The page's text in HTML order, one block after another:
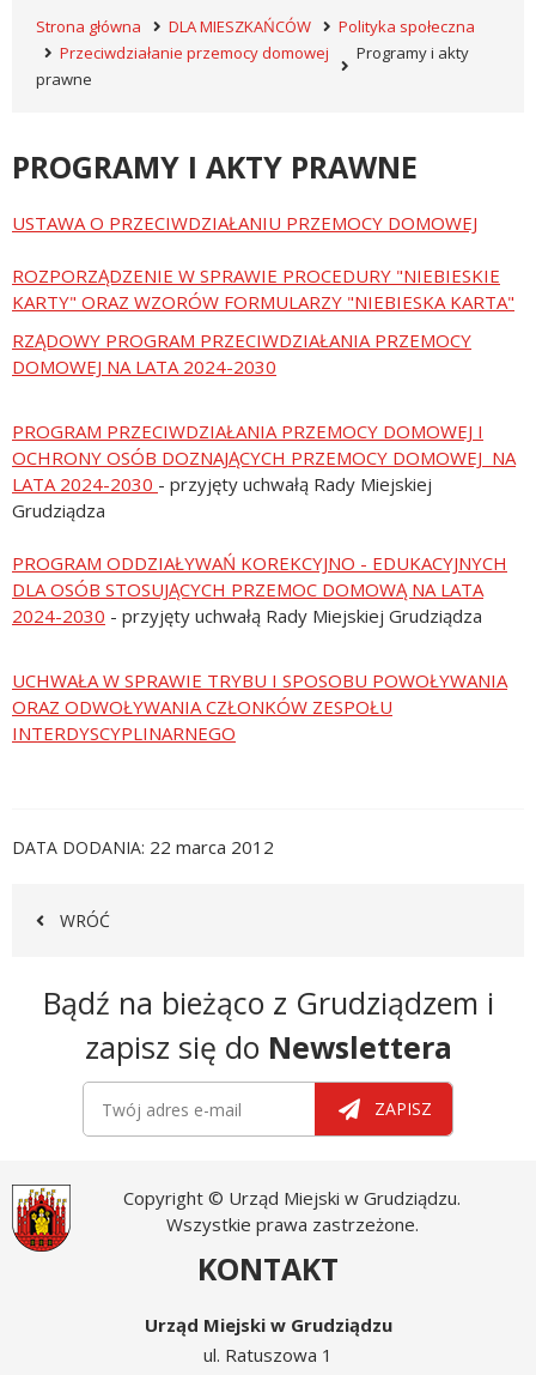
Strona główna DLA MIESZKAŃCÓW
Polityka społeczna
Przeciwdziałanie przemocy domowej
Programy i akty
prawne
PROGRAMY I AKTY PRAWNE
USTAWA O PRZECIWDZIAŁANIU PRZEMOCY DOMOWEJ
ROZPORZĄDZENIE W SPRAWIE PROCEDURY "NIEBIESKIE
KARTY" ORAZ WZORÓW FORMULARZY "NIEBIESKA KARTA"
RZĄDOWY PROGRAM PRZECIWDZIAŁANIA PRZEMOCY
DOMOWEJ NA LATA 2024-2030
PROGRAM PRZECIWDZIAŁANIA PRZEMOCY DOMOWEJ I
OCHRONY OSÓB DOZNAJĄCYCH PRZEMOCY DOMOWEJ NA
LATA 2024-2030 - przyjęty uchwałą Rady Miejskiej
Grudziądza
PROGRAM ODDZIAŁYWAŃ KOREKCYJNO - EDUKACYJNYCH
DLA OSÓB STOSUJĄCYCH PRZEMOC DOMOWĄ NA LATA
2024-2030 - przyjęty uchwałą Rady Miejskiej Grudziądza
UCHWAŁA W SPRAWIE TRYBU I SPOSOBU POWOŁYWANIA
ORAZ ODWOŁYWANIA CZŁONKÓW ZESPOŁU
INTERDYSCYPLINARNEGO
DATA DODANIA 22 marca 2012
WRÓĆ
Newsletter
Bądź na bieżąco z Grudziądzem i
zapisz się do Newslettera
ZAPISZ
Copyright © Urząd Miejski w Grudziądzu.
Wszystkie prawa zastrzeżone.
KONTAKT
Urząd Miejski w Grudziądzu
ul. Ratuszowa 1